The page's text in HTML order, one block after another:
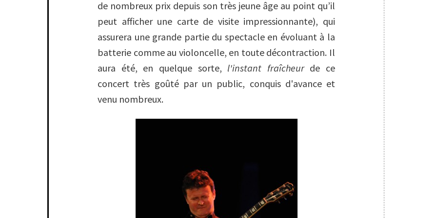
de nombreux prix depuis son très jeune âge au point qu’il
peut afficher une carte de visite impressionnante), qui
assurera une grande partie du spectacle en évoluant à la
batterie comme au violoncelle, en toute décontraction. Il
aura été, en quelque sorte, l'instant fraîcheurde ce
concert très goûté par un public, conquis d'avance et
venu nombreux.